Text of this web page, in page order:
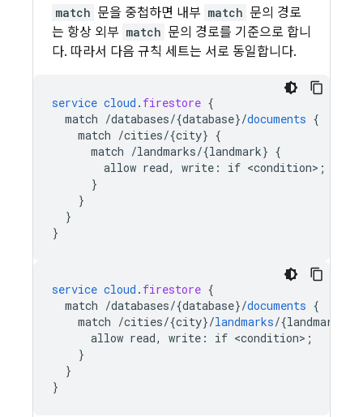
match 문을 중첩하면 내부 match 문의 경로
는 항상 외부 match 문의 경로를 기준으로 합니
다. 따라서 다음 규칙 세트는 서로 동일합니다.
service cloud . firestore {
match /databases/{database}/documents {
match /cities/{city} {
match /landmarks/{landmark} {
allow read, write : if <condition> ;
}
}
}
}
service cloud . firestore {
match /databases/{database}/documents {
match /cities/{city}/landmarks/{landmark
allow read, write : if <condition> ;
}
}
}